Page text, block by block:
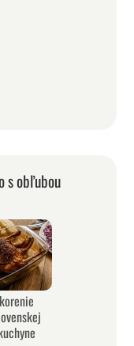
s obľubou
korenie